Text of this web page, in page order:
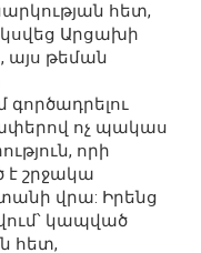
հետ,
Արցախի
այս թեման
ոչ պակաս
որի
է շրջակա
վրա: Իրենց
կապված
հետ,